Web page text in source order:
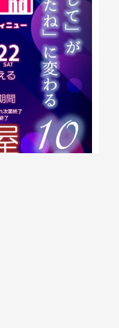
でご連絡ください。お
ことがございます。
っしゃる場合は番号札
となりますので、紛失
トランク・ハッチゲー
す。
・ハッチゲート等を開